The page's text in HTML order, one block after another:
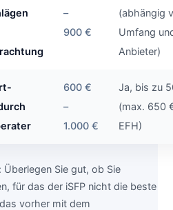
–
900 €
(abhängig
Umfang
Anbieter)
600 €
–
1.000 €
Ja, bis zu
(max. 650
EFH)
Sie gut, ob Sie
für das der iSFP nicht die beste
vorher mit dem